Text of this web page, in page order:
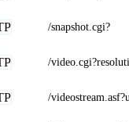
/snapshot.cgi?
/
/